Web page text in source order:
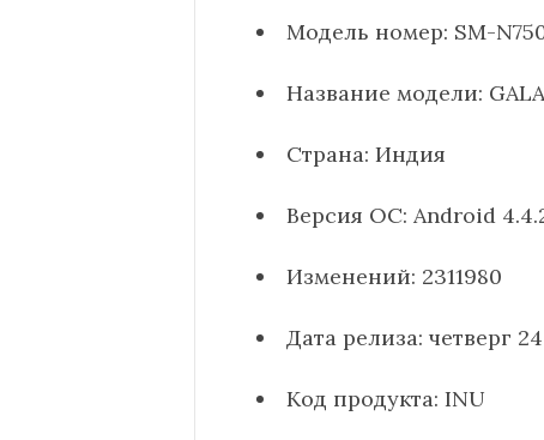
Модель номер: SM-
Название модели:
Страна: Индия
Версия ОС: Android
Изменений: 2311980
Дата релиза: четверг
Код продукта: INU